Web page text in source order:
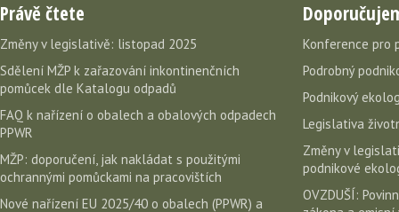
Právě čtete
Změny v legislativě: listopad 2025
Sdělení MŽP k zařazování inkontinenčních
pomůcek dle Katalogu odpadů
FAQ k nařízení o obalech a obalových odpadech
PPWR
MŽP: doporučení, jak nakládat s použitými
ochrannými pomůckami na pracovištích
Nové nařízení EU 2025/40 o obalech (PPWR) a
Konference pro
Podrobný
Podnikový
Legislativa
Změny v
podnikové
OVZDUŠÍ: